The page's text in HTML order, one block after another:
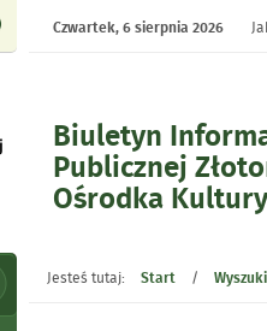
Biuletyn
Publicznej
Ośrodka Kultury
Czwartek,6 sierpnia 2026
Jesteś tutaj: Start /